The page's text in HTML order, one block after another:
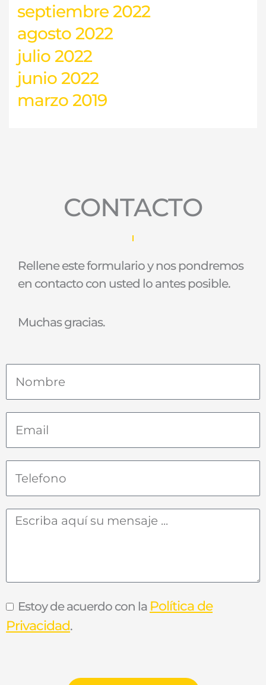
septiembre 2022
agosto 2022
julio 2022
junio 2022
marzo 2019
CONTACTO
Rellene este formulario y nos pondremos
en contacto con usted lo antes posible.
Muchas gracias.
Estoy de acuerdo con la Política de
Privacidad.